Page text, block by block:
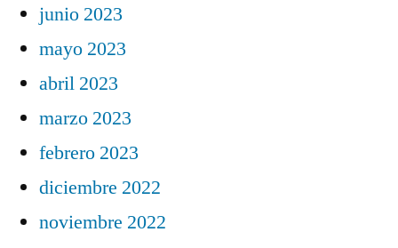
junio 2023
mayo 2023
abril 2023
marzo 2023
febrero 2023
diciembre 2022
noviembre 2022